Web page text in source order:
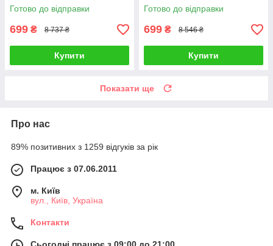
Готово до відправки
699 ₴ 8 737 ₴
Купити
Готово до відправки
699 ₴ 8 546 ₴
Купити
Показати ще
Про нас
89% позитивних з 1259 відгуків за рік
Працює з 07.06.2011
м. Київ
вул., Київ, Україна
Контакти